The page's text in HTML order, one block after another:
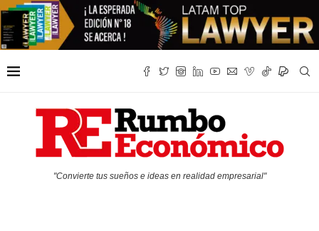
"Convierte tus sueños e ideas en realidad empresarial"